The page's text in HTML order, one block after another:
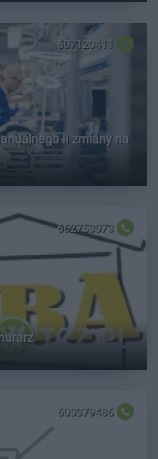
607120411
II zmiany na
662753073
600379486